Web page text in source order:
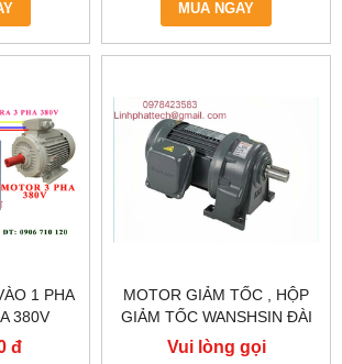
MUA NGAY
1 PHA
380V
KCLY
đ
MOTOR GIẢM TỐC , HỘP
GIẢM TỐC WANSHSIN ĐÀI
LOAN GH40-2200-3S /
Vui lòng gọi